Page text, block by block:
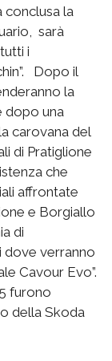
conclusa la
sarà
i
Dopo il
la
dopo una
carovana del
di Pratiglione
che
affrontate
e Borgiallo
di
dove verranno
Cavour Evo”.
furono
della Skoda